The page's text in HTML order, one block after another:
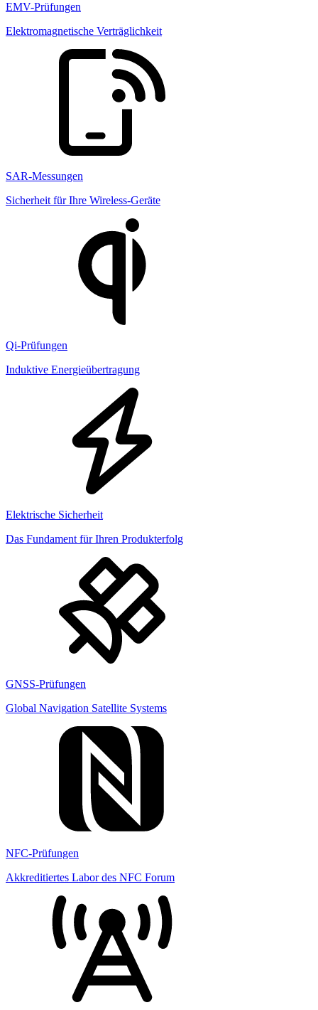
EMV-Prüfungen
Elektromagnetische Verträglichkeit
SAR-Messungen
Sicherheit für Ihre Wireless-Geräte
Qi-Prüfungen
Induktive Energieübertragung
Elektrische Sicherheit
Das Fundament für Ihren Produkterfolg
GNSS-Prüfungen
Global Navigation Satellite Systems
NFC-Prüfungen
Akkreditiertes Labor des NFC Forum